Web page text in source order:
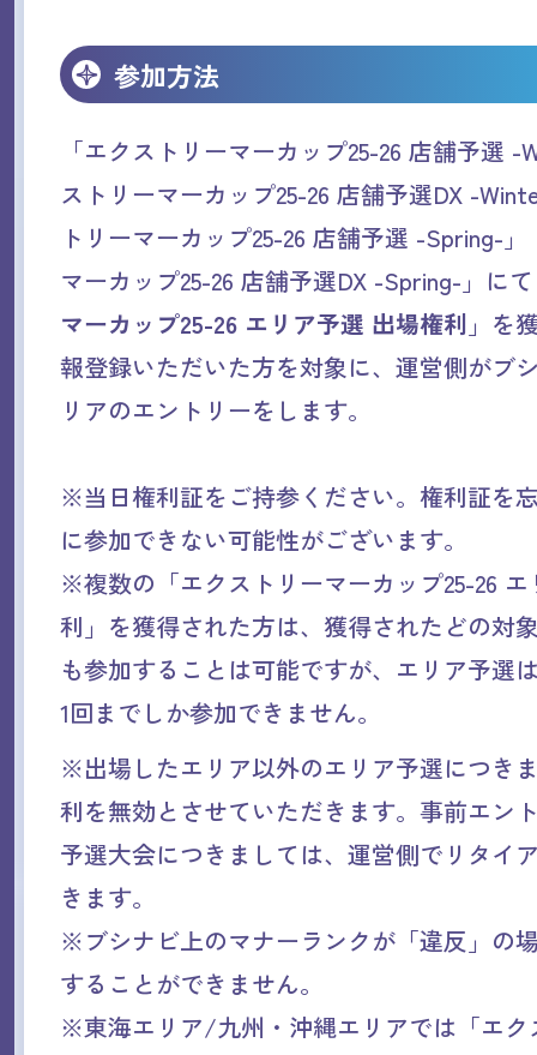
参加方法
「エクストリーマーカップ25-26 店舗予選
ストリーマーカップ25-26 店舗予選DX -
トリーマーカップ25-26 店舗予選 -Spring-
マーカップ25-26 店舗予選DX -Spring-」に
マーカップ25-26 エリア予選 出場権利 」を
報登録いただいた方を対象に、運営側がブ
リアのエントリーをします。
※当日権利証をご持参ください。権利証を
に参加できない可能性がございます。
※複数の「エクストリーマーカップ25-26
利」を獲得された方は、獲得されたどの対
も参加することは可能ですが、エリア予選
1回までしか参加できません。
※出場したエリア以外のエリア予選につき
利を無効とさせていただきます。事前エン
予選大会につきましては、運営側でリタイ
きます。
※ブシナビ上のマナーランクが「違反」の
することができません。
※東海エリア/九州・沖縄エリアでは「エク